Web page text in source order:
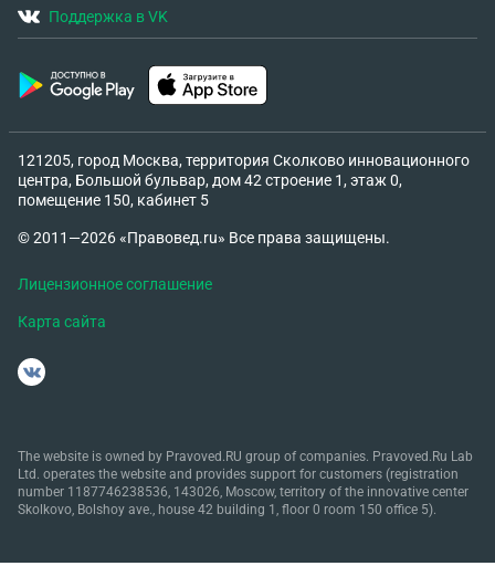
Поддержка в VK
121205, город Москва, территория Сколково инновационного
центра, Большой бульвар, дом 42 строение 1, этаж 0,
помещение 150, кабинет 5
© 2011—2026 «Правовед.ru» Все права защищены.
Лицензионное соглашение
Карта сайта
The website is owned by Pravoved.RU group of companies. Pravoved.Ru Lab
Ltd. operates the website and provides support for customers (registration
number 1187746238536, 143026, Moscow, territory of the innovative center
Skolkovo, Bolshoy ave., house 42 building 1, floor 0 room 150 office 5).